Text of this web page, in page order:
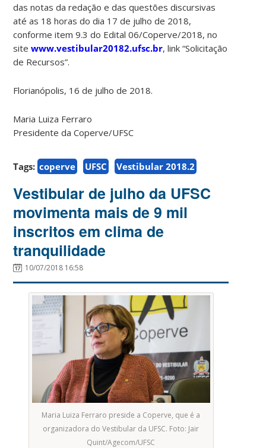
das notas da redação e das questões discursivas
até as 18 horas do dia 17 de julho de 2018,
conforme item 9.3 do Edital 06/Coperve/2018, no
sitewww.vestibular20182.ufsc.br, link “Solicitação
de Recursos”.
Florianópolis, 16 de julho de 2018.
Maria Luiza Ferraro
Presidente da Coperve/UFSC
Tags: coperve UFSC Vestibular 2018.2
Vestibular de julho da UFSC
movimenta mais de 9 mil
inscritos em clima de
tranquilidade
10/07/2018 16:58
Maria Luiza Ferraro preside a Coperve, que é a
organizadora do Vestibular da UFSC. Foto: Jair
Quint/Agecom/UFSC